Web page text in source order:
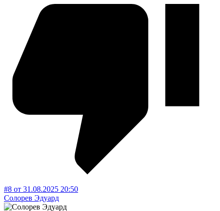
#8 от 31.08.2025 20:50
Солорев Эдуард